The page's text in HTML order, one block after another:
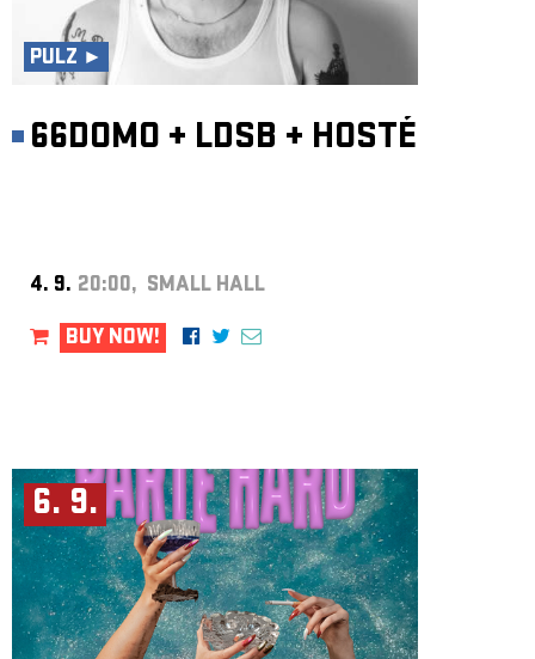
PULZ ►
66DOMO + LDSB + HOSTÉ
4. 9. 20:00, SMALL HALL
BUY NOW!
6. 9.